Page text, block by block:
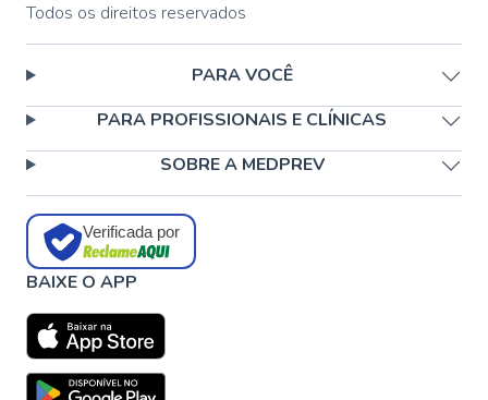
Todos os direitos reservados
PARA VOCÊ
PARA PROFISSIONAIS E CLÍNICAS
SOBRE A MEDPREV
Verificada por
BAIXE O APP